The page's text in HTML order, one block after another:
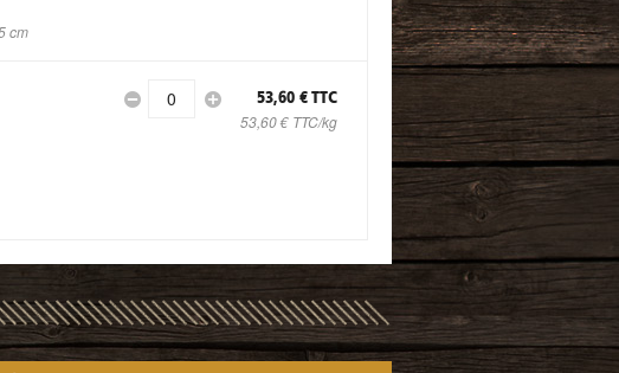
cm
0 53,60 € TTC
53,60 € TTC/kg